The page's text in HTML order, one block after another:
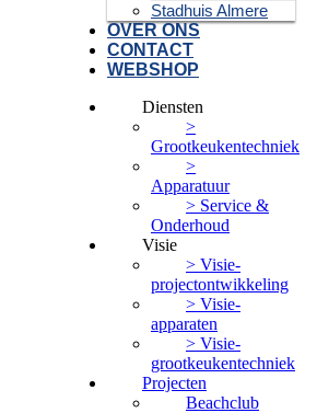
Stadhuis Almere
OVER ONS
CONTACT
WEBSHOP
Diensten
>
Grootkeukentechniek
>
Apparatuur
> Service &
Onderhoud
Visie
> Visie-
projectontwikkeling
> Visie-
apparaten
> Visie-
grootkeukentechniek
Projecten
Beachclub